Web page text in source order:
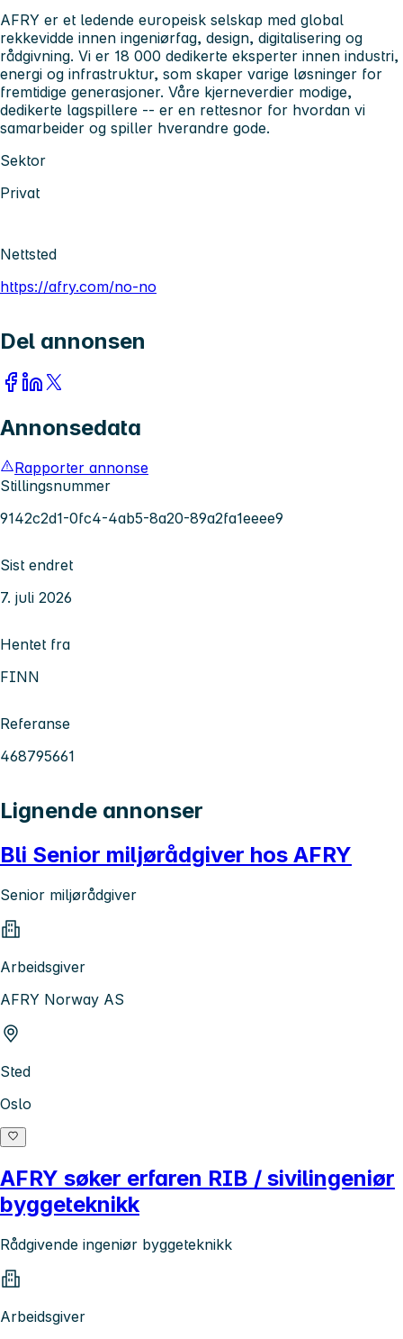
AFRY er et ledende europeisk selskap med global
rekkevidde innen ingeniørfag, design, digitalisering og
rådgivning. Vi er 18 000 dedikerte eksperter innen industri,
energi og infrastruktur, som skaper varige løsninger for
fremtidige generasjoner. Våre kjerneverdier modige,
dedikerte lagspillere -- er en rettesnor for hvordan vi
samarbeider og spiller hverandre gode.
Sektor
Privat
Nettsted
https://afry.com/no-no
Del annonsen
Annonsedata
Rapporter annonse
Stillingsnummer
9142c2d1-0fc4-4ab5-8a20-89a2fa1eeee9
Sist endret
7. juli 2026
Hentet fra
FINN
Referanse
468795661
Lignende annonser
Bli Senior miljørådgiver hos AFRY
Senior miljørådgiver
Arbeidsgiver
AFRY Norway AS
Sted
Oslo
AFRY søker erfaren RIB / sivilingeniør
byggeteknikk
Rådgivende ingeniør byggeteknikk
Arbeidsgiver